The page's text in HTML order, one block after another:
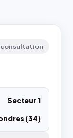
Secteur 1
(34)